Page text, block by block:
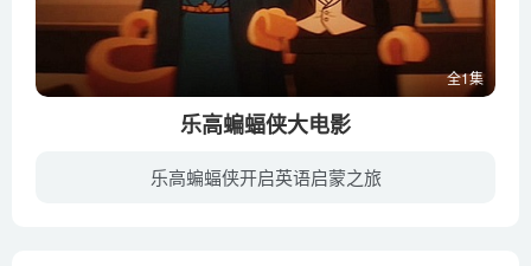
全1集
乐高蝙蝠侠大电影
乐高蝙蝠侠开启英语启蒙之旅